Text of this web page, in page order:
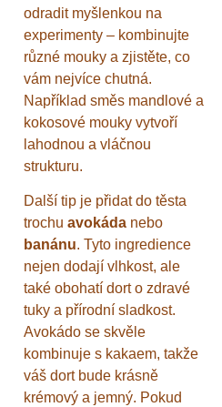
odradit myšlenkou na
experimenty – kombinujte
různé mouky a zjistěte, co
vám nejvíce chutná.
Například směs mandlové a
kokosové mouky vytvoří
lahodnou a vláčnou
strukturu.
Další tip je přidat do těsta
trochu avokáda nebo
banánu. Tyto ingredience
nejen dodají vlhkost, ale
také obohatí dort o zdravé
tuky a přírodní sladkost.
Avokádo se skvěle
kombinuje s kakaem, takže
váš dort bude krásně
krémový a jemný. Pokud